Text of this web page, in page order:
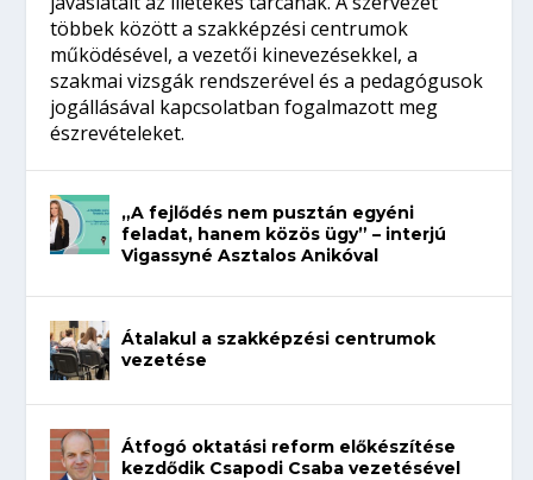
többek között a szakképzési centrumok
működésével, a vezetői kinevezésekkel, a
szakmai vizsgák rendszerével és a pedagógusok
jogállásával kapcsolatban fogalmazott meg
észrevételeket.
„A fejlődés nem pusztán egyéni
feladat, hanem közös ügy” – interjú
Vigassyné Asztalos Anikóval
Átalakul a szakképzési centrumok
vezetése
Átfogó oktatási reform előkészítése
kezdődik Csapodi Csaba vezetésével